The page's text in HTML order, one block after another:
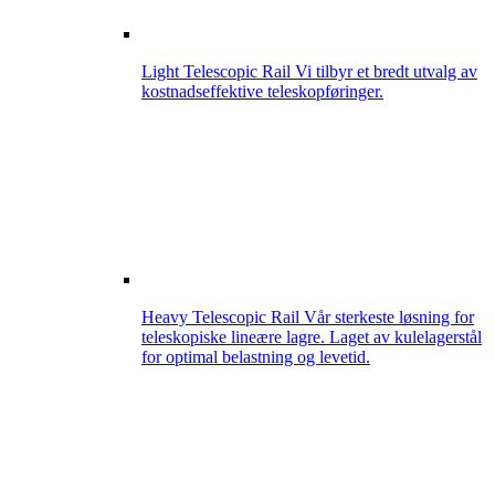
Light Telescopic Rail Vi tilbyr et bredt utvalg av
kostnadseffektive teleskopføringer.
Heavy Telescopic Rail Vår sterkeste løsning for
teleskopiske lineære lagre. Laget av kulelagerstål
for optimal belastning og levetid.